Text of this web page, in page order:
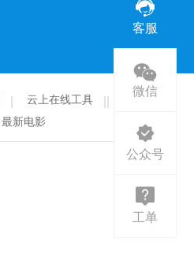
云上在线工具
最新电影
客服
微信
公众号
工单